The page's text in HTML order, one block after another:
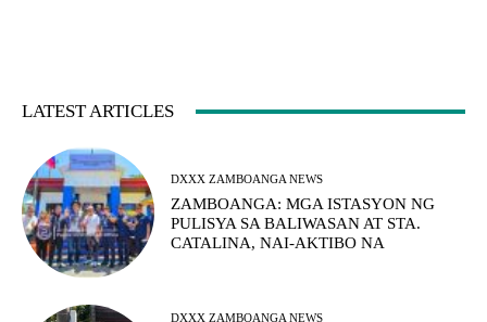
LATEST ARTICLES
DXXX ZAMBOANGA NEWS
ZAMBOANGA: MGA ISTASYON NG
PULISYA SA BALIWASAN AT STA.
CATALINA, NAI-AKTIBO NA
DXXX ZAMBOANGA NEWS